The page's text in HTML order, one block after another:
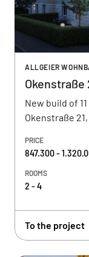
ALLGEIER
Okenstraße
New build of
Okenstraße
PRICE
847.300 -
ROOMS
2 - 4
To the project